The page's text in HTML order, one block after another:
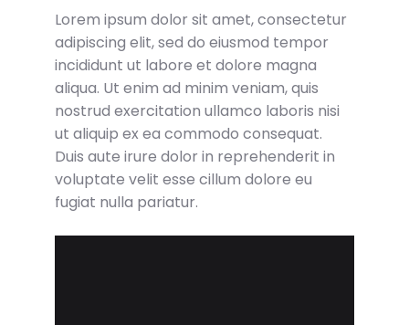
Lorem ipsum dolor sit amet, consectetur
adipiscing elit, sed do eiusmod tempor
incididunt ut labore et dolore magna
aliqua. Ut enim ad minim veniam, quis
nostrud exercitation ullamco laboris nisi
ut aliquip ex ea commodo consequat.
Duis aute irure dolor in reprehenderit in
voluptate velit esse cillum dolore eu
fugiat nulla pariatur.